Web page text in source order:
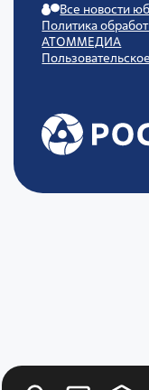
Все новости
Политика
АТОММЕДИА